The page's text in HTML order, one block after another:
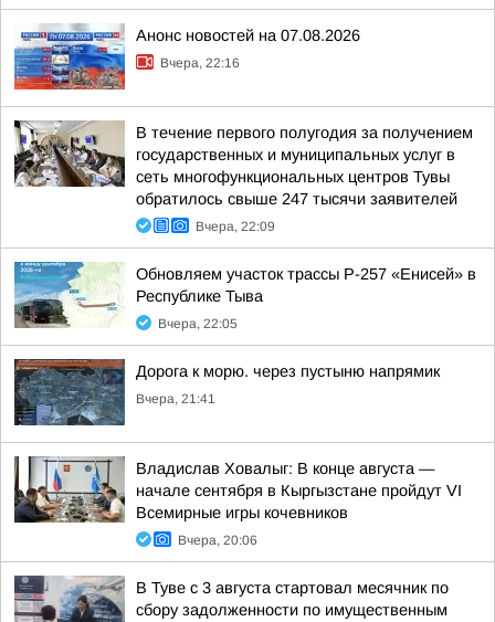
Анонс новостей на 07.08.2026
Вчера, 22:16
В течение первого полугодия за получением
государственных и муниципальных услуг в
сеть многофункциональных центров Тувы
обратилось свыше 247 тысячи заявителей
Вчера, 22:09
Обновляем участок трассы Р-257 «Енисей» в
Республике Тыва
Вчера, 22:05
Дорога к морю. через пустыню напрямик
Вчера, 21:41
Владислав Ховалыг: В конце августа —
начале сентября в Кыргызстане пройдут VI
Всемирные игры кочевников
Вчера, 20:06
В Туве с 3 августа стартовал месячник по
сбору задолженности по имущественным